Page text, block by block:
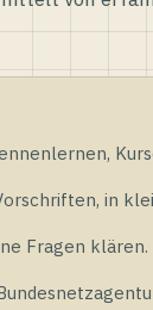
in
Fragen klären.